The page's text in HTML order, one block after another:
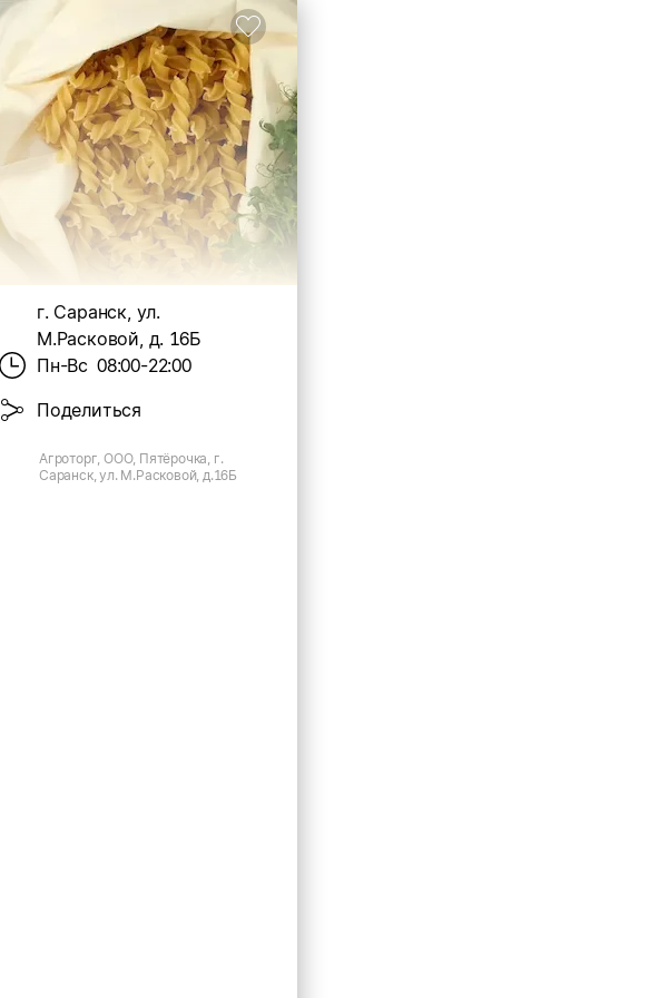
г. Саранск, ул.
М.Расковой, д. 16Б
Пн-Вс 08:00-22:00
Поделиться
Агроторг, ООО, Пятёрочка, г.
Саранск, ул. М.Расковой, д.16Б